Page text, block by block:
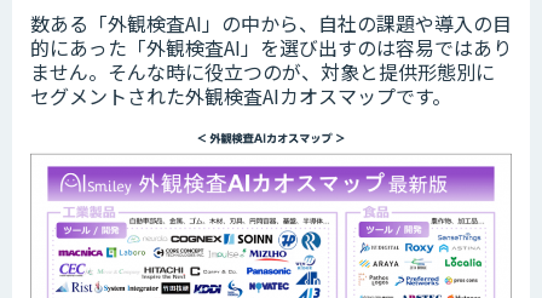
数ある「外観検査AI」の中から、自社の課題や導入の目
的にあった「外観検査AI」を選び出すのは容易ではあり
ません。そんな時に役立つのが、対象と提供形態別に
セグメントされた外観検査AIカオスマップです。